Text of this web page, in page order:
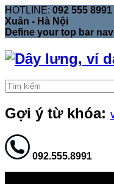
HOTLINE: 092 555
Xuân - Hà Nội
Define your top bar
Gợi ý từ khóa:
092.555.8991